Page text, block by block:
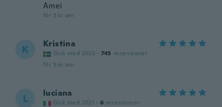
Amei
för 3 år sen
K Kristina
Gick med 2020 · 745 recensioner
för 3 år sen
L luciana
Gick med 2021 · 6 recensioner